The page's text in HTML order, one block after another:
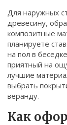
Для наружных
древесину,
композитные
планируете
на пол в
приятный на
лучшие
выбрать
веранду.
Как